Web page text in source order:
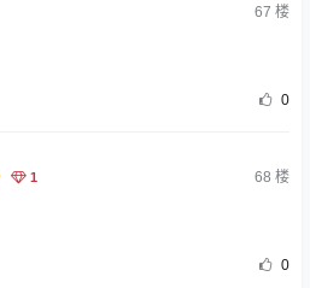
67 楼
0
1 68 楼
0